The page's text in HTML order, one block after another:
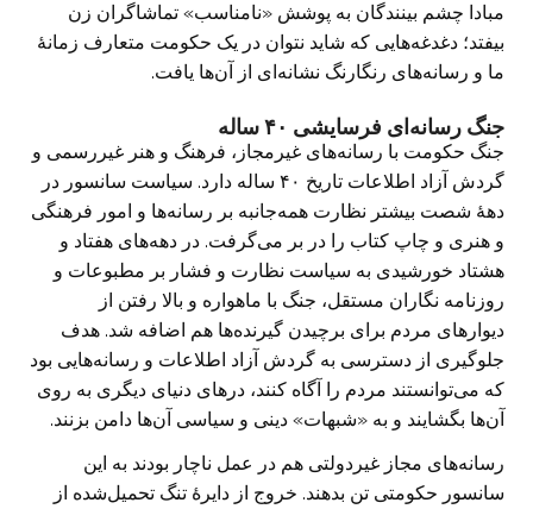
مبادا چشم بینندگان به پوشش «نامناسب» تماشاگران زن
بیفتد؛ دغدغه‌هایی که شاید نتوان در یک حکومت متعارف زمانهٔ
ما و رسانه‌های رنگارنگ نشانه‌‌ای از آن‌ها یافت.
جنگ رسانه‌‌ای فرسایشی ۴۰ ساله
جنگ حکومت با رسانه‌های غیرمجاز، فرهنگ و هنر غیررسمی و
گردش آزاد اطلاعات تاریخ ۴۰ ساله دارد. سیاست سانسور در
دههٔ شصت بیشتر نظارت همه‌جانبه بر رسانه‌ها و امور فرهنگی
و هنری و چاپ کتاب را در بر می‌گرفت. در دهه‌های هفتاد و
هشتاد خورشیدی به سیاست نظارت و فشار بر مطبوعات و
روزنامه نگاران مستقل، جنگ با ماهواره و بالا رفتن از
دیوارهای مردم برای برچیدن گیرنده‌ها هم اضافه شد. هدف
جلوگیری از دسترسی به گردش آزاد اطلاعات و رسانه‌هایی بود
که می‌توانستند مردم را آگاه کنند، درهای دنیای دیگری به روی
آن‌ها بگشایند و به «شبهات» دینی و سیاسی آن‌ها دامن بزنند.
رسانه‌های مجاز غیردولتی هم در عمل ناچار بودند به این
سانسور حکومتی تن بدهند. خروج از دایرهٔ تنگ تحمیل‌شده از